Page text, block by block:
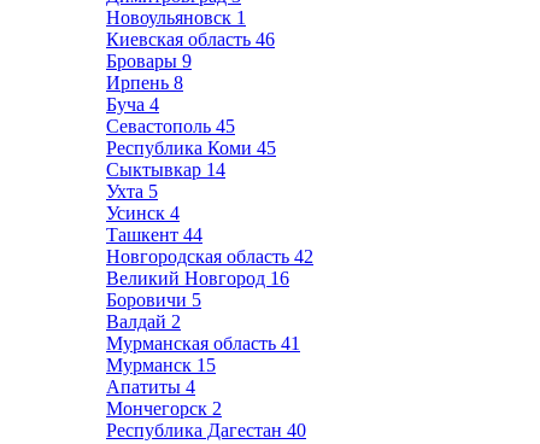
Новоульяновск 1
Киевская область 46
Бровары 9
Ирпень 8
Буча 4
Севастополь 45
Республика Коми 45
Сыктывкар 14
Ухта 5
Усинск 4
Ташкент 44
Новгородская область 42
Великий Новгород 16
Боровичи 5
Валдай 2
Мурманская область 41
Мурманск 15
Апатиты 4
Мончегорск 2
Республика Дагестан 40